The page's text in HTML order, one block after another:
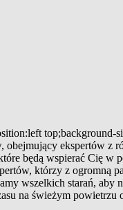
top;background-
obejmujący ekspertów
będą wspierać Cię
którzy z ogromną
wszelkich starań, aby
na świeżym